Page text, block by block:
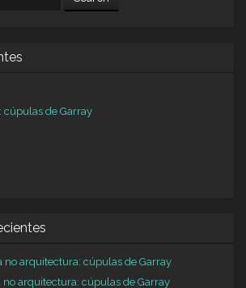
cúpulas de Garray
no arquitectura: cúpulas de Garray
no arquitectura: cúpulas de Garray